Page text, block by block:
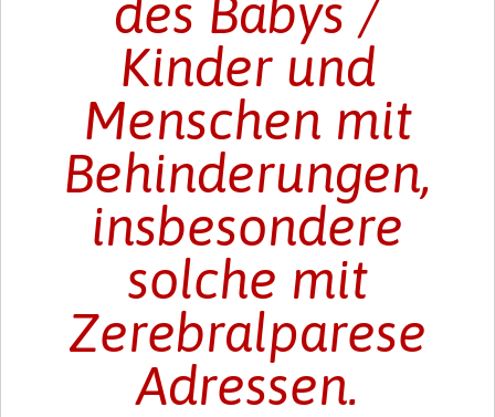
des Babys /
Kinder und
Menschen mit
Behinderungen,
insbesondere
solche mit
Zerebralparese
Adressen.